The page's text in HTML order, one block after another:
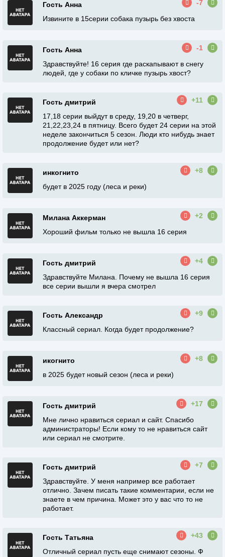
Гость Анна
-7
Извините в 15серии собака пузырь без хвоста
Гость Анна
-1
Здравствуйте! 16 серия где раскапывают в снегу
людей, где у собаки по кличке пузырь хвост?
Гость дмитрий
+11
17,18 серии выйдут в среду, 19,20 в четверг,
21,22,23,24 в пятницу. Всего будет 24 серии на этой
неделе закончиться 5 сезон. Люди кто нибудь знает
продолжение будет или нет?
инкогнито
+8
будет в 2025 году (леса и реки)
Милана Аккерман
+2
Хороший фильм только не вышла 16 серия
Гость дмитрий
+4
Здравствуйте Милана. Почему не вышла 16 серия
все серии вышли я вчера смотрел
Гость Александр
+9
Классный сериал. Когда будет продолжение?
икогнито
+8
в 2025 будет новый сезон (леса и реки)
Гость дмитрий
+17
Мне лично нравиться сериал и сайт. Спасибо
администраторы! Если кому то не нравиться сайт
или сериал не смотрите.
Гость дмитрий
+7
Здравствуйте. У меня например все работает
отлично. Зачем писать такие комментарии, если не
знаете в чем причина. Может это у вас что то не
работает.
Гость Татьяна
+43
Отличный сериал пусть еще снимают сезоны. Ф